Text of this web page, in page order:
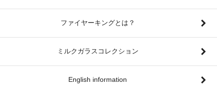
ファイヤーキングとは？
ミルクガラスコレクション
English information